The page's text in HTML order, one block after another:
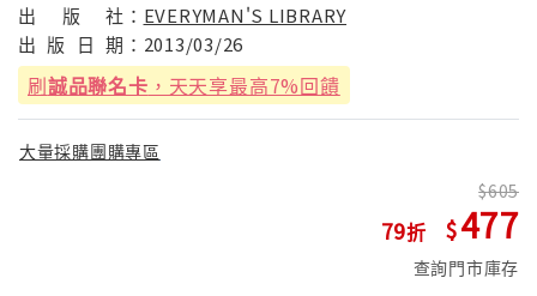
出
版 社： EVERYMAN'S LIBRARY
出 版 日 期： 2013/03/26
刷誠品聯名卡 ，天天享最高7%回饋
大量採購團購專區
79
605
477
查詢門市庫存